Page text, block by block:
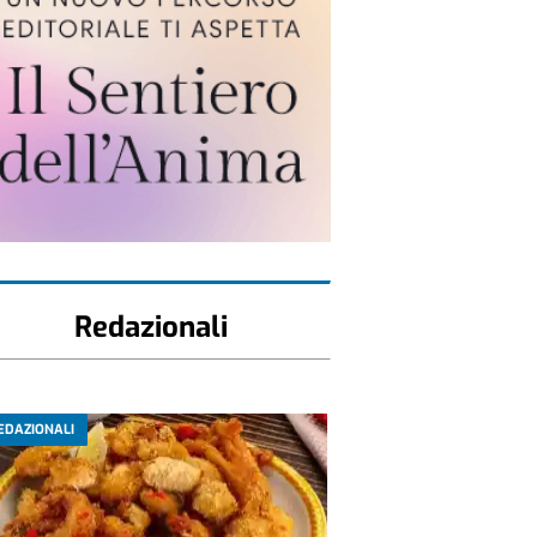
Redazionali